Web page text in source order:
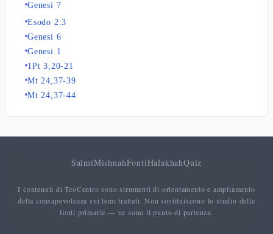
Genesi 7
Esodo 2:3
Genesi 6
Genesi 1
1Pt 3,20-21
Mt 24,37-39
Mt 24,37-44
SalmiMishnahFontiHalakhahQuiz
I contenuti di TeoCentro sono strumenti di orientamento e ampliamento
della consapevolezza sui temi trattati. Non sostituiscono lo studio delle
fonti primarie — ne sono il punto di partenza.